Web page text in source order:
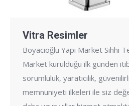
Vitra Resimler
Boyacıoğlu Yapı Market Sıhhi
Market kurulduğu ilk günden
sorumluluk, yaratıcılık,
memnuniyeti ilkeleri ile siz